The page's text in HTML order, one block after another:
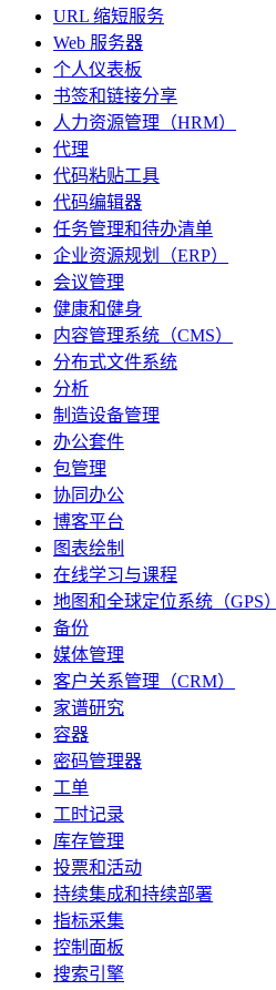
URL 缩短服务
Web 服务器
个人仪表板
书签和链接分享
人力资源管理（HRM）
代理
代码粘贴工具
代码编辑器
任务管理和待办清单
企业资源规划（ERP）
会议管理
健康和健身
内容管理系统（CMS）
分布式文件系统
分析
制造设备管理
办公套件
包管理
协同办公
博客平台
图表绘制
在线学习与课程
地图和全球定位系统（GPS）
备份
媒体管理
客户关系管理（CRM）
家谱研究
容器
密码管理器
工单
工时记录
库存管理
投票和活动
持续集成和持续部署
指标采集
控制面板
搜索引擎